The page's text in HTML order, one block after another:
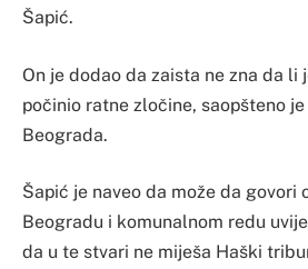
Šapić.
On je dodao da zaista ne zna da li
počinio ratne zločine, saopšteno
Beograda.
Šapić je naveo da može da govori
Beogradu i komunalnom redu
da u te stvari ne miješa Haški